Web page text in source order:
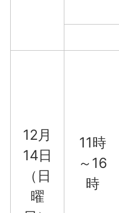
12月
14日
（日
曜
11時
～16
時